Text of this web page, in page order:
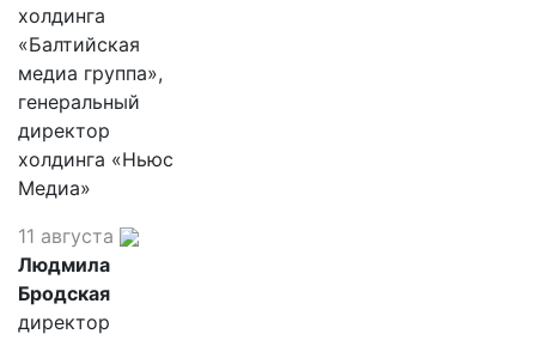
холдинга
«Балтийская
медиа группа»,
генеральный
директор
холдинга «Ньюс
Медиа»
11 августа
Людмила
Бродская
директор